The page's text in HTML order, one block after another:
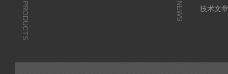
PRODUCTS NEWS
技术文